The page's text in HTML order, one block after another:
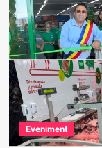
Eveniment